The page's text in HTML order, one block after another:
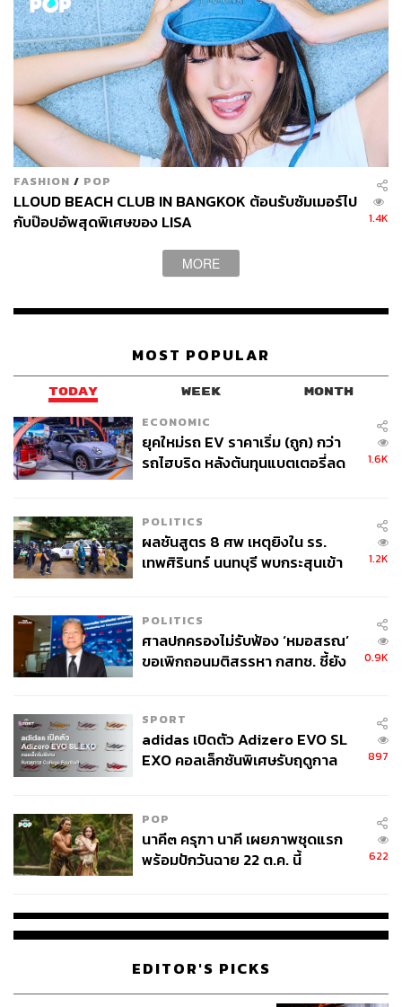
FASHION / POP
LLOUD BEACH CLUB IN BANGKOK ต้อนรับซัมเมอร์ไป
กับป๊อปอัพสุดพิเศษของ LISA
1.4K
MORE
MOST POPULAR
TODAY WEEK MONTH
ECONOMIC
ยุคใหม่รถ EV ราคาเริ่ม (ถูก) กว่า
รถไฮบริด หลังต้นทุนแบตเตอรี่ลด
1.6K
POLITICS
ผลชันสูตร 8 ศพ เหตุยิงใน รร.
เทพศิรินทร์ นนทบุรี พบกระสุนเข้า
1.2K
POLITICS
ศาลปกครองไม่รับฟ้อง ‘หมอสรณ’
ขอเพิกถอนมติสรรหา กสทช. ชี้ยัง
0.9K
SPORT
adidas เปิดตัว Adizero EVO SL
EXO คอลเล็กชันพิเศษรับฤดูกาล
897
POP
นาคี๓ ครุฑา นาคี เผยภาพชุดแรก
พร้อมปักวันฉาย 22 ต.ค. นี้
622
EDITOR'S PICKS